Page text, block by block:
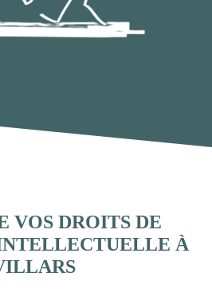
VOS DROITS DE
À